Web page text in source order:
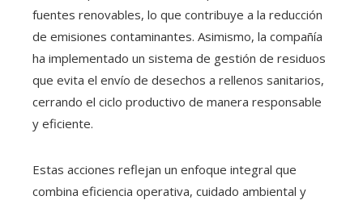
fuentes renovables, lo que contribuye a la reducción
de emisiones contaminantes. Asimismo, la compañía
ha implementado un sistema de gestión de residuos
que evita el envío de desechos a rellenos sanitarios,
cerrando el ciclo productivo de manera responsable
y eficiente.
Estas acciones reflejan un enfoque integral que
combina eficiencia operativa, cuidado ambiental y